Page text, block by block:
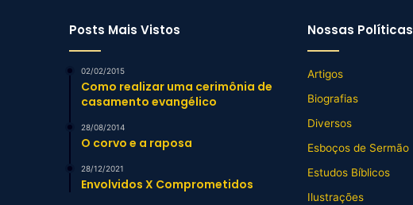
Posts Mais Vistos
02/02/2015
Como realizar uma cerimônia de
casamento evangélico
28/08/2014
O corvo e a raposa
28/12/2021
Envolvidos X Comprometidos
Nossas Políticas
Artigos
Biografias
Diversos
Esboços de Sermão
Estudos Bíblicos
Ilustrações